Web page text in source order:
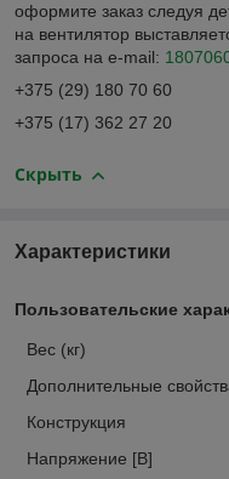
оформите заказ следуя
на вентилятор
запроса на e-mail:
+375 (29) 180 70 60
+375 (17) 362 27 20
Скрыть
Характеристики
Пользовательские
Вес (кг)
Дополнительные
Конструкция
Напряжение [В]